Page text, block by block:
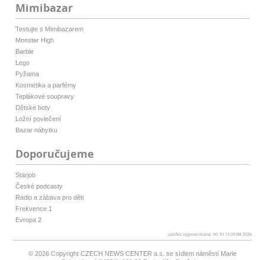
Mimibazar
Testujte s Mimibazarem
Monster High
Barbie
Lego
Pyžama
Kosmetika a parfémy
Teplákové soupravy
Dětské boty
Ložní povlečení
Bazar nábytku
Doporučujeme
Starjob
České podcasty
Rádio a zábava pro děti
Frekvence 1
Evropa 2
patička vygenerovaná: 00:10:13 09.08.2026
© 2026 Copyright CZECH NEWS CENTER a.s. se sídlem náměstí Marie